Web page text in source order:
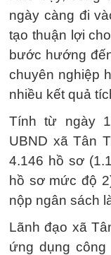
ngày càng đi
tạo thuận lợi
bước hướng
chuyên nghiệp
nhiều kết quả
Tính từ ngày
UBND xã Tân
4.146 hồ sơ
hồ sơ mức độ
nộp ngân sách
Lãnh đạo xã
ứng dụng công